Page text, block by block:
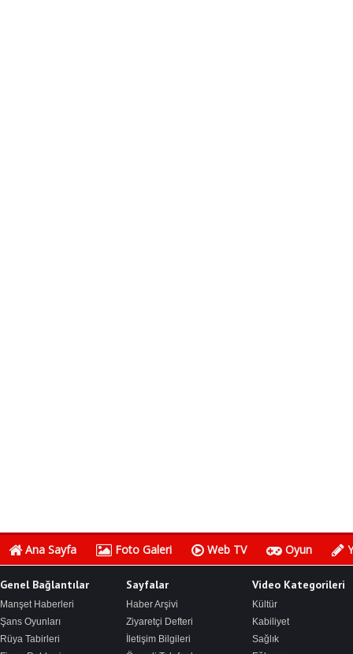
Ana Sayfa Foto Galeri Web TV Oyun
Genel Bağlantılar
Manşet Haberleri
Şans Oyunları
Rüya Tabirleri
Sayfalar
Haber Arşivi
Ziyaretçi Defteri
İletişim Bilgileri
Video Kategorileri
Kültür
Kabiliyet
Sağlık